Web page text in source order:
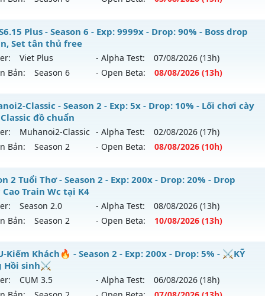
loại: Mu Custom thêm đồ mới
Anti
LONG 6.9 - 🌍 Website: https://muhoalong.pro
ra tháng 08 2026 - Mở máy chủ https://facebook.com/
08/2626
Non Reset
Mu Nguyên bản Webzen
XShield
Plus - Season 6 - Exp: 9999x - Drop: 90% - Boss drop
Set tân thủ free
Viet Plus - Alpha Test: 07/08/2026 (13h)
Bản:
Season 6 - Open Beta: 08/08/2026 (13h)
SS6.15 Plus - Boss drop 1h/lần, Set tân thủ free
mới ra tháng 08 2026 - Mở máy chủViet Plusvào 13h
9999x - Drop: 90%
loại: Mu Bán Đồ Full Trong Shop
Phoenix chống hack mới
Classic - Season 2 - Exp: 5x - Drop: 10% - Lối chơi cày
đồ chuẩn
Muhanoi2-Classic - Alpha Test: 02/08/2026 (17h)
Bản:
Season 2 - Open Beta: 08/08/2026 (10h)
Classic - Lối chơi cày cuốc Classic đồ chuẩn
mới ra tháng 08 2026 - Mở máy chủMuhanoi2-Classic
08/2626
reset: Reset In Game
loại: Mu Nguyên bản Webzen
2 Tuổi Thơ - Season 2 - Exp: 200x - Drop: 20% - Drop
Cao Train Wc tại K4
Season 2.0 - Alpha Test: 08/08/2026 (13h)
Bản:
Season 2 - Open Beta: 10/08/2026 (13h)
2 Tuổi Thơ - Drop Ngọc Cao Train Wc tại K4
mới ra tháng 08 2026 - Mở máy chủSeason 2.0 vào 13h
Kiếm Khách🔥 - Season 2 - Exp: 200x - Drop: 5% - ⚔️KỸ
Hồi sinh⚔️
CỤM 3.5 - Alpha Test: 06/08/2026 (18h)